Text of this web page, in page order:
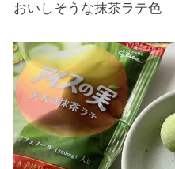
おいしそうな抹茶ラテ色